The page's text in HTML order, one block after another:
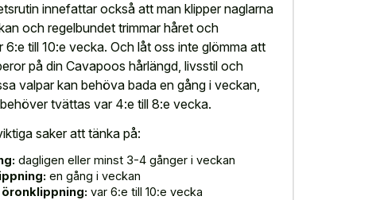
innefattar också att man klipper naglarna
och regelbundet trimmar håret och
6:e till 10:e vecka. Och låt oss inte glömma att
på din Cavapoos hårlängd, livsstil och
valpar kan behöva bada en gång i veckan,
tvättas var 4:e till 8:e vecka.
saker att tänka på:
dagligen eller minst 3-4 gånger i veckan
en gång i veckan
öronklippning: var 6:e till 10:e vecka